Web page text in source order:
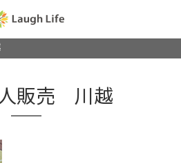
販売 川越